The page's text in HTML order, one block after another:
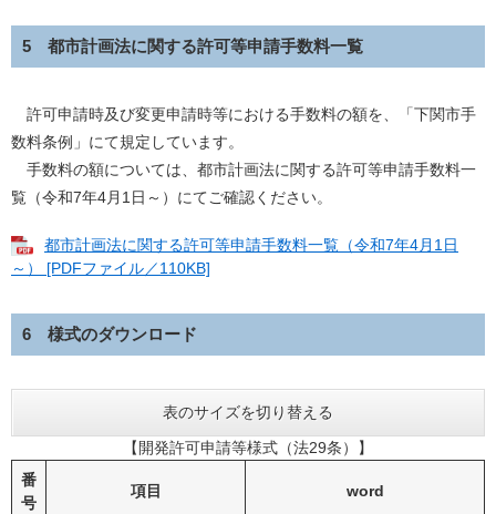
5 都市計画法に関する許可等申請手数料一覧
許可申請時及び変更申請時等における手数料の額を、「下関市手
数料条例」にて規定しています。
手数料の額については、都市計画法に関する許可等申請手数料一
覧（令和7年4月1日～）にてご確認ください。
都市計画法に関する許可等申請手数料一覧（令和7年4月1日
～） [PDFファイル／110KB]
6 様式のダウンロード
表のサイズを切り替える
【開発許可申請等様式（法29条）】
番
号
項目 word